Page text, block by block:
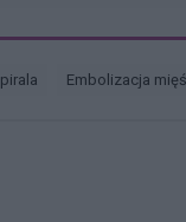
spirala embolizacja